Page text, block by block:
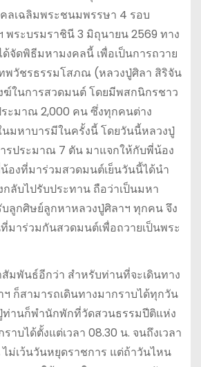
ลเฉลิมพระชนมพรรษา 4 รอบ
พระบรมราชินี 3 มิถุนายน 2569 ทาง
จัดพิธีมหามงคลนี้ เพื่อเป็นการถวาย
พวัชรธรรมโสภณ (หลวงปู่ศิลา สิริจัน
ฆ์ในการสวดมนต์ โดยมีพสกนิกรชาว
ะมาณ 2,000 คน ซึ่งทุกคนต่าง
มหาบารมีในครั้งนี้ โดยวันนี้หลวงปู่
รประมาณ 7 ตัน มาแจกให้กับพี่น้อง
องที่มาร่วมสวดมนต์เย็นวันนี้ได้นำ
ลับไปรับประทาน ถือว่าเป็นมหา
ลูกศิษย์ลูกหาหลวงปู่ศิลาฯ ทุกคน จึง
าร่วมกันสวดมนต์เพื่อถวายเป็นพระ
มพันธ์อีกว่า สำหรับท่านที่จะเดินทาง
ก็สามารถเดินทางมากราบได้ทุกวัน
ท่านก็พำนักพักที่วัดสวนธรรมปีติแห่ง
าบได้ตั้งแต่เวลา 08.30 น. จนถึงเวลา
ไม่เว้นวันหยุดราชการ แต่ถ้าวันไหน